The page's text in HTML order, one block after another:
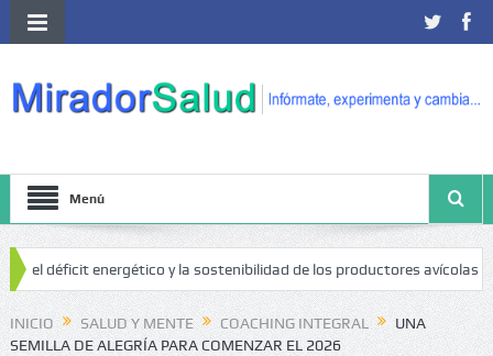
Menú
energético y la sostenibilidad de los productores avícolas
INICIO SALUD Y MENTE COACHING INTEGRAL
UNA
SEMILLA DE ALEGRÍA PARA COMENZAR EL 2026